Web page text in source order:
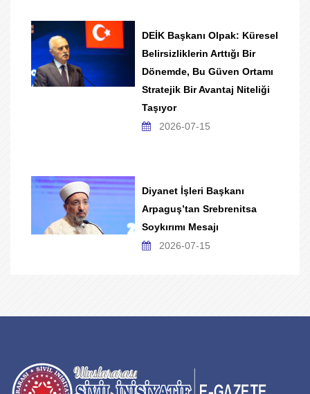
DEİK Başkanı Olpak: Küresel
Belirsizliklerin Arttığı Bir
Dönemde, Bu Güven Ortamı
Stratejik Bir Avantaj Niteliği
Taşıyor
2026-07-15
Diyanet İşleri Başkanı
Arpaguş’tan Srebrenitsa
Soykırımı Mesajı
2026-07-15